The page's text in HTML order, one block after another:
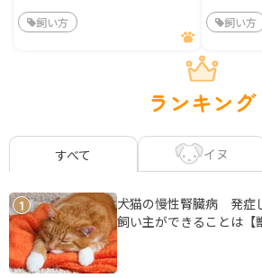
飼い方 飼い方
ランキング
すべて イヌ
1
犬猫の慢性腎臓病 発症
飼い主ができることは【